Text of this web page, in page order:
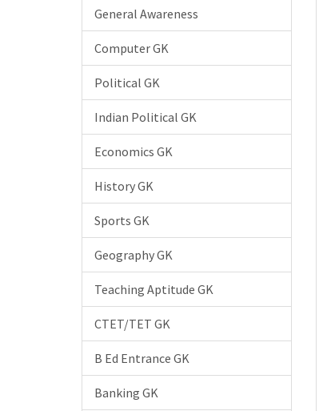
General Awareness
Computer GK
Political GK
Indian Political GK
Economics GK
History GK
Sports GK
Geography GK
Teaching Aptitude GK
CTET/TET GK
B Ed Entrance GK
Banking GK